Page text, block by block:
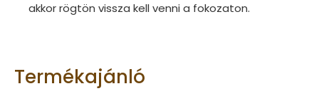
akkor rögtön vissza kell venni a fokozaton.
Termékajánló